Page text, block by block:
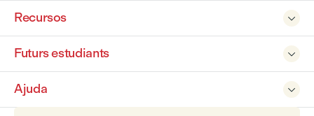

Recursos

Futurs estudiants

Ajuda